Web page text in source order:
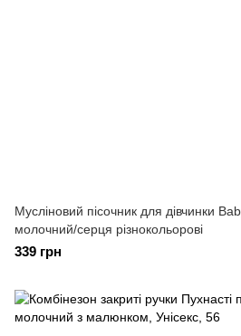
Мусліновий пісочник для дівчинки
молочний/серця різнокольорові
339 грн